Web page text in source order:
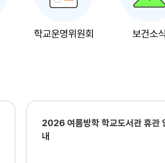
학교운영위원회 보건소식
2026 여름방학 학교도서관 휴관
내